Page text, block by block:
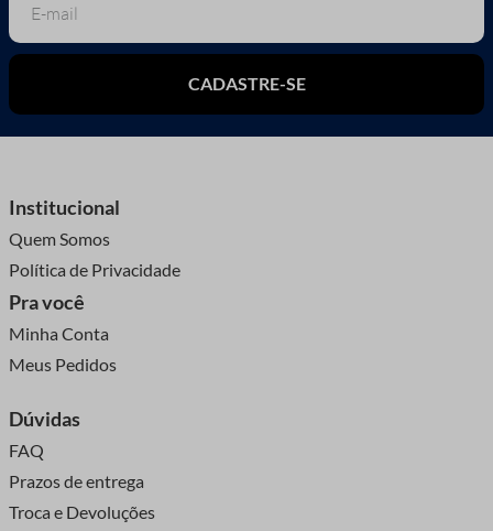
CADASTRE-SE
Institucional
Quem Somos
Política de Privacidade
Pra você
Minha Conta
Meus Pedidos
Dúvidas
FAQ
Prazos de entrega
Troca e Devoluções